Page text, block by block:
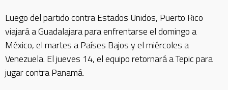
Luego del partido contra Estados Unidos, Puerto Rico
viajará a Guadalajara para enfrentarse el domingo a
México, el martes a Países Bajos y el miércoles a
Venezuela. El jueves 14, el equipo retornará a Tepic para
jugar contra Panamá.